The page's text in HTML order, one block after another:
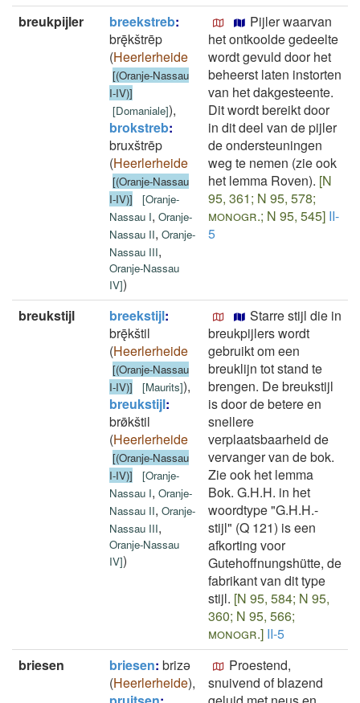
breukpijler
breekstreb:
brę̄kštrēp
(Heerlerheide
[(Oranje-Nassau
I-IV)]
[Domaniale]),
brokstreb:
bruxštrēp
(Heerlerheide
[(Oranje-Nassau
I-IV)]
[Oranje-
Nassau I, Oranje-
Nassau II, Oranje-
Nassau III,
Oranje-Nassau
IV])
Pijler waarvan
het ontkoolde gedeelte
wordt gevuld door het
beheerst laten instorten
van het dakgesteente.
Dit wordt bereikt door
in dit deel van de pijler
de ondersteuningen
weg te nemen (zie ook
het lemma Roven). [N
95, 361; N 95, 578;
monogr.; N 95, 545] II-
5
breukstijl breekstijl:
brę̄kštil
(Heerlerheide
[(Oranje-Nassau
I-IV)]
[Maurits]),
breukstijl:
brø̄kštil
(Heerlerheide
[(Oranje-Nassau
I-IV)]
[Oranje-
Nassau I, Oranje-
Nassau II, Oranje-
Nassau III,
Oranje-Nassau
IV])
Starre stijl die in
breukpijlers wordt
gebruikt om een
breuklijn tot stand te
brengen. De breukstijl
is door de betere en
snellere
verplaatsbaarheid de
vervanger van de bok.
Zie ook het lemma
Bok. G.H.H. in het
woordtype "G.H.H.-
stijl" (Q 121) is een
afkorting voor
Gutehoffnungshütte, de
fabrikant van dit type
stijl. [N 95, 584; N 95,
360; N 95, 566;
monogr.] II-5
briesen
briesen: brizǝ
(Heerlerheide),
Proestend,
snuivend of blazend